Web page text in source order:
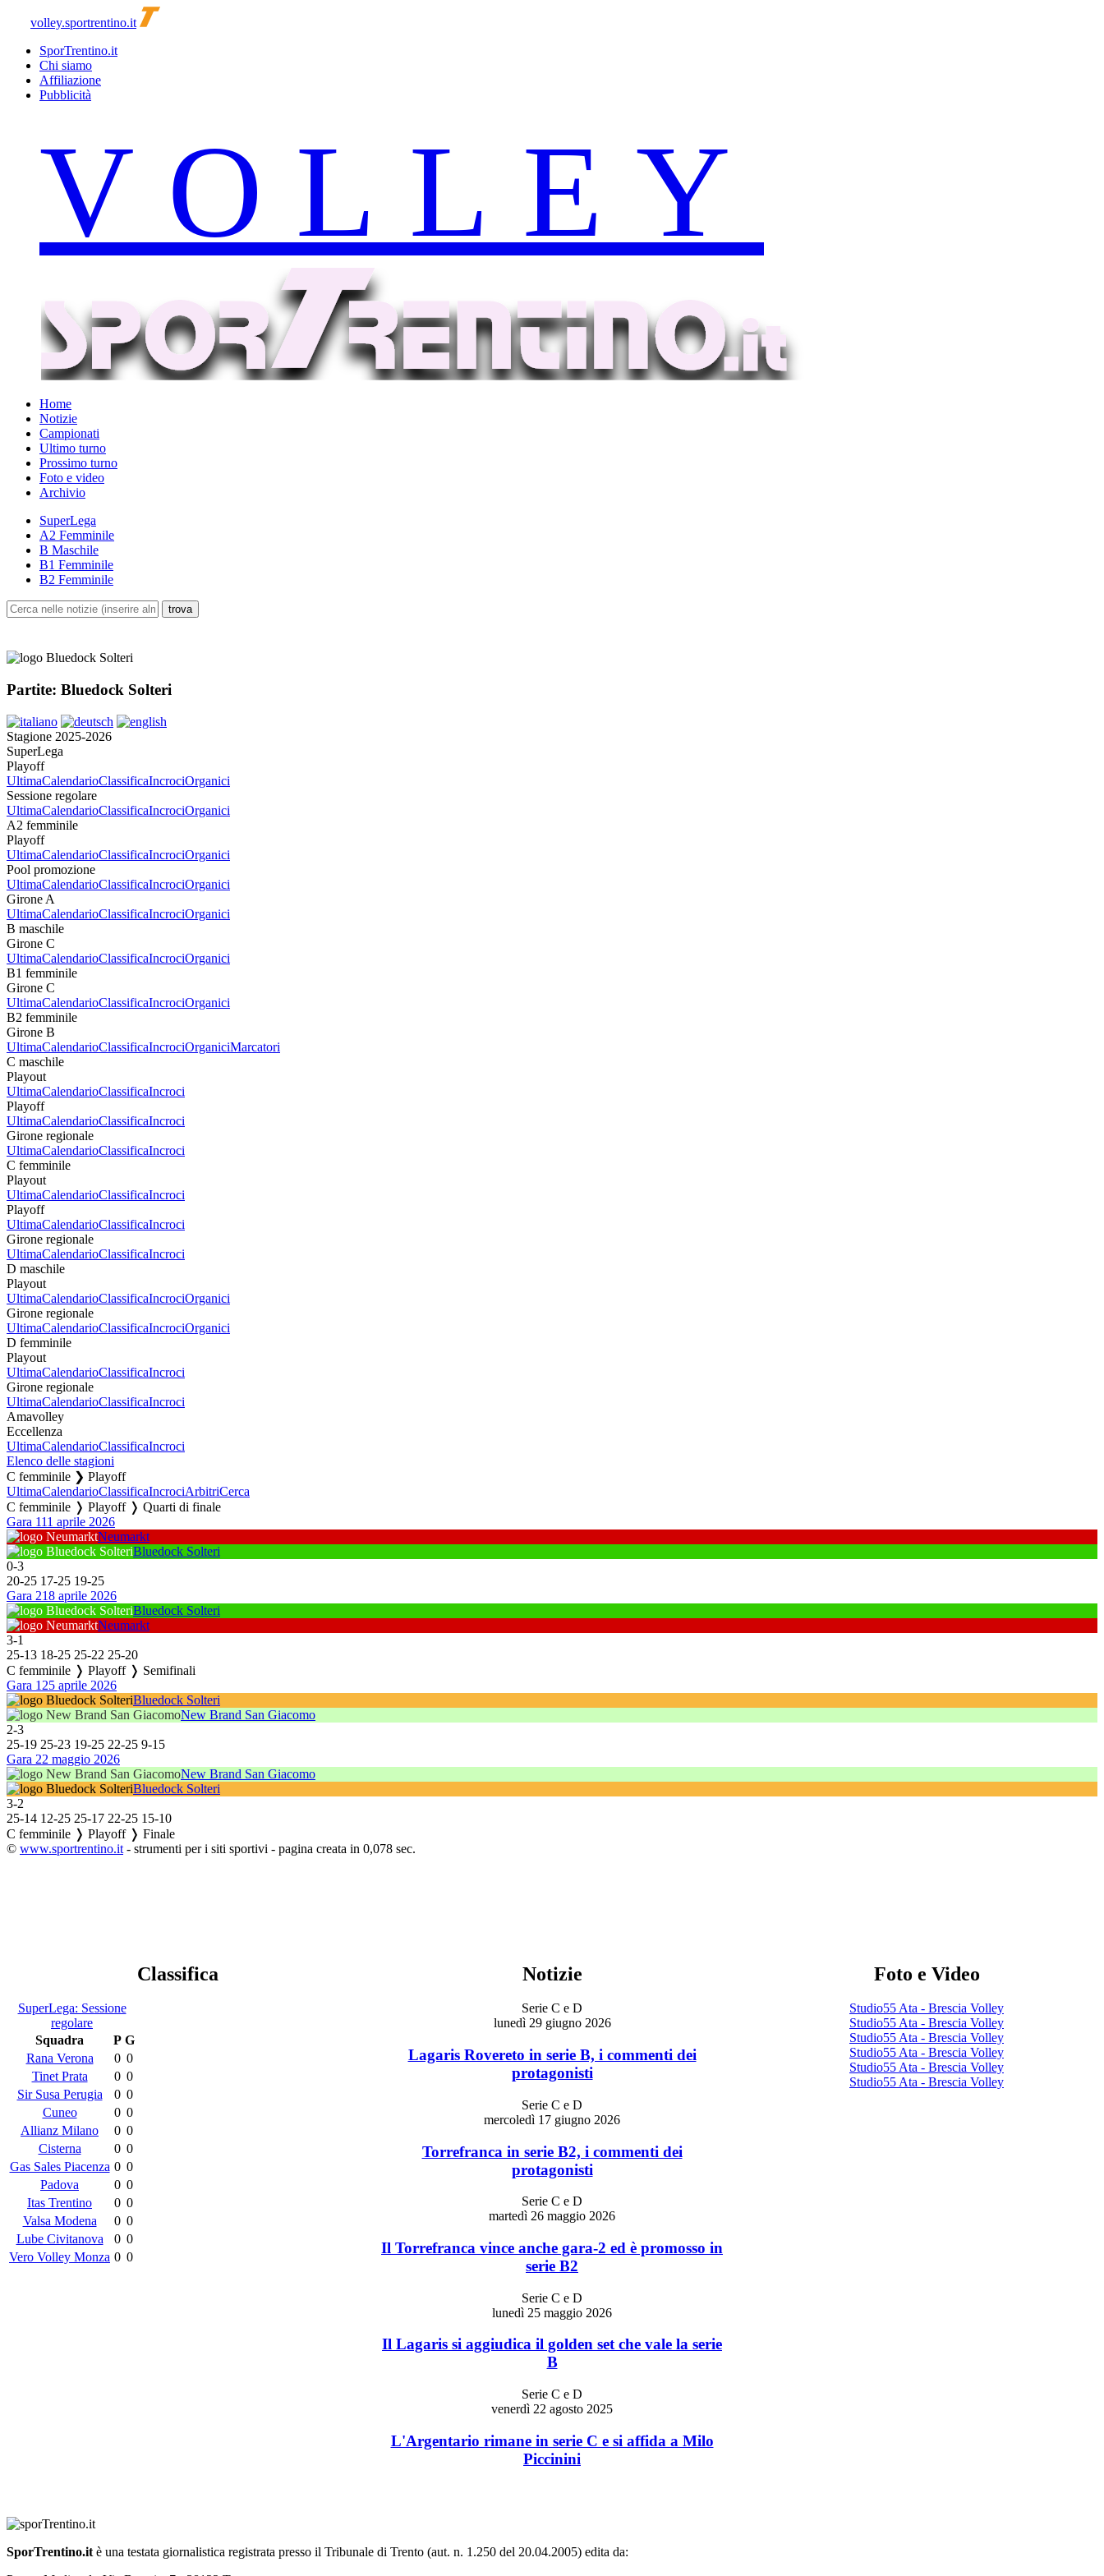
volley.sportrentino.it
SporTrentino.it
Chi siamo
Affiliazione
Pubblicità
Home
Notizie
Campionati
Ultimo turno
Prossimo turno
Foto e video
Archivio
SuperLega
A2 Femminile
B Maschile
B1 Femminile
B2 Femminile
Partite: Bluedock Solteri
Stagione 2025-2026
SuperLega
Playoff
UltimaCalendarioClassificaIncrociOrganici
Sessione regolare
UltimaCalendarioClassificaIncrociOrganici
A2 femminile
Playoff
UltimaCalendarioClassificaIncrociOrganici
Pool promozione
UltimaCalendarioClassificaIncrociOrganici
Girone A
UltimaCalendarioClassificaIncrociOrganici
B maschile
Girone C
UltimaCalendarioClassificaIncrociOrganici
B1 femminile
Girone C
UltimaCalendarioClassificaIncrociOrganici
B2 femminile
Girone B
UltimaCalendarioClassificaIncrociOrganiciMarcatori
C maschile
Playout
UltimaCalendarioClassificaIncroci
Playoff
UltimaCalendarioClassificaIncroci
Girone regionale
UltimaCalendarioClassificaIncroci
C femminile
Playout
UltimaCalendarioClassificaIncroci
Playoff
UltimaCalendarioClassificaIncroci
Girone regionale
UltimaCalendarioClassificaIncroci
D maschile
Playout
UltimaCalendarioClassificaIncrociOrganici
Girone regionale
UltimaCalendarioClassificaIncrociOrganici
D femminile
Playout
UltimaCalendarioClassificaIncroci
Girone regionale
UltimaCalendarioClassificaIncroci
Amavolley
Eccellenza
UltimaCalendarioClassificaIncroci
Elenco delle stagioni
C femminile ❯ Playoff
UltimaCalendarioClassificaIncrociArbitriCerca
C femminile ❭ Playoff ❭ Quarti di finale
Gara 111 aprile 2026
Neumarkt
Bluedock Solteri
0-3
20-25 17-25 19-25
Gara 218 aprile 2026
Bluedock Solteri
Neumarkt
3-1
25-13 18-25 25-22 25-20
C femminile ❭ Playoff ❭ Semifinali
Gara 1 25 aprile 2026
Bluedock Solteri
New Brand San Giacomo
2-3
25-19 25-23 19-25 22-25 9-15
Gara 22 maggio 2026
New Brand San Giacomo
Bluedock Solteri
3-2
25-14 12-25 25-17 22-25 15-10
C femminile ❭ Playoff ❭ Finale
© www.sportrentino.it - strumenti per i siti sportivi - pagina creata in 0,078 sec.
Classifica
SuperLega: Sessione
regolare
Squadra
P G
Rana Verona
0 0
Tinet Prata
0 0
Sir Susa Perugia
0 0
Cuneo
0 0
Allianz Milano
0 0
Cisterna
0 0
Gas Sales Piacenza 0 0
Padova
0 0
Itas Trentino
0 0
Valsa Modena
0 0
Lube Civitanova
0 0
Vero Volley Monza 0 0
Notizie
Serie C e D
lunedì 29 giugno 2026
Lagaris Rovereto in serie B, i commenti dei
protagonisti
Serie C e D
mercoledì 17 giugno 2026
Torrefranca in serie B2, i commenti dei
protagonisti
Serie C e D
martedì 26 maggio 2026
Il Torrefranca vince anche gara-2 ed è promosso in
serie B2
Serie C e D
lunedì 25 maggio 2026
Il Lagaris si aggiudica il golden set che vale la serie
B
Serie C e D
venerdì 22 agosto 2025
L'Argentario rimane in serie C e si affida a Milo
Piccinini
Foto e Video
Studio55 Ata - Brescia Volley
Studio55 Ata - Brescia Volley
Studio55 Ata - Brescia Volley
Studio55 Ata - Brescia Volley
Studio55 Ata - Brescia Volley
Studio55 Ata - Brescia Volley
SporTrentino.it è una testata giornalistica registrata presso il Tribunale di Trento (aut. n. 1.250 del 20.04.2005) edita da: